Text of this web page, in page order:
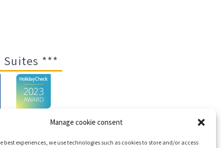
Manage cookie consent
best experiences, we use technologies such as cookies to store and/or access
Suites ***